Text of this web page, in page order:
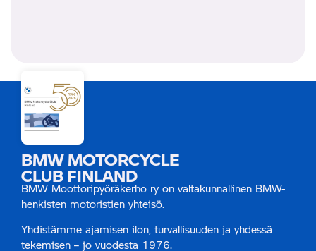
BMW MOTORCYCLE
CLUB FINLAND
BMW Moottoripyöräkerho ry on valtakunnallinen BMW-
henkisten motoristien yhteisö.
Yhdistämme ajamisen ilon, turvallisuuden ja yhdessä
tekemisen – jo vuodesta 1976.